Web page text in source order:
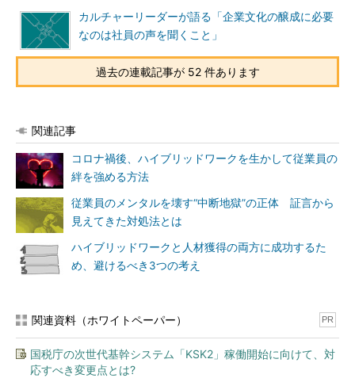
カルチャーリーダーが語る「企業文化の醸成に必要
なのは社員の声を聞くこと」
過去の連載記事が 52 件あります
関連記事
コロナ禍後、ハイブリッドワークを生かして従業員の
絆を強める方法
従業員のメンタルを壊す“中断地獄”の正体 証言から
見えてきた対処法とは
ハイブリッドワークと人材獲得の両方に成功するた
め、避けるべき3つの考え
関連資料（ホワイトペーパー） PR
国税庁の次世代基幹システム「KSK2」稼働開始に向けて、対
応すべき変更点とは?